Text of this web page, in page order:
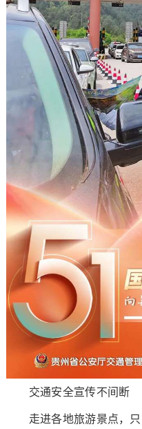
交通安全宣传不间断
走进各地旅游景点，只